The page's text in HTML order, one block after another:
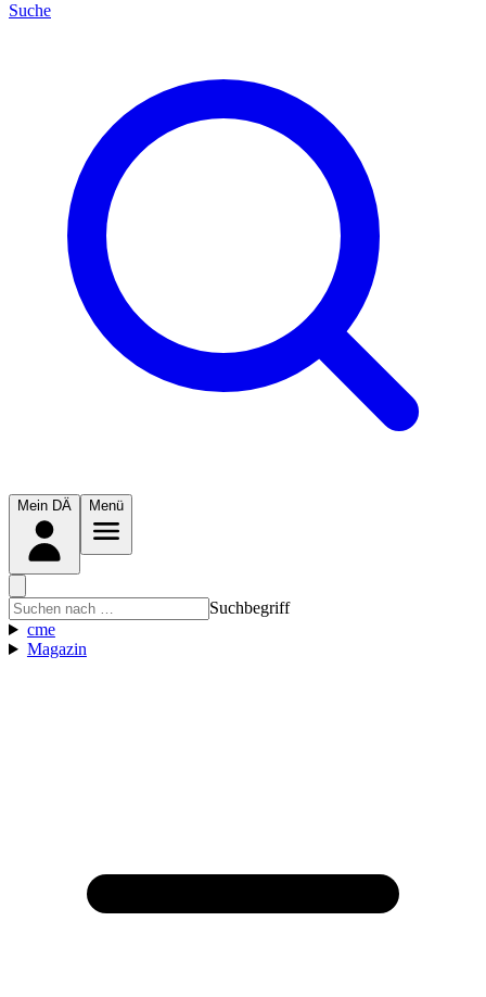
Suche
Mein DÄ Menü
Suchbegriff
cme
Magazin